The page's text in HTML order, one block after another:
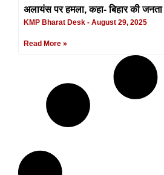
अलायंस पर हमला, कहा- बिहार की जनता
KMP Bharat Desk August 29, 2025
Read More »